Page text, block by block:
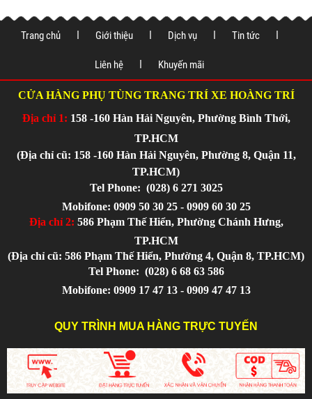
Trang chủ Giới thiệu Dịch vụ Tin tức
Liên hệ Khuyến mãi
CỬA HÀNG PHỤ TÙNG TRANG TRÍ XE HOÀNG TRÍ
Địa chỉ 1: 158 -160 Hàn Hải Nguyên, Phường Bình Thới,
TP.HCM
(Địa chỉ cũ: 158 -160 Hàn Hải Nguyên, Phường 8, Quận 11,
TP.HCM)
Tel Phone: (028) 6 271 3025
Mobifone: 0909 50 30 25 - 0909 60 30 25
Địa chỉ 2: 586 Phạm Thế Hiển, Phường Chánh Hưng,
TP.HCM
(Địa chỉ cũ: 586 Phạm Thế Hiển, Phường 4, Quận 8, TP.HCM)
Tel Phone: (028) 6 68 63 586
Mobifone: 0909 17 47 13 - 0909 47 47 13
QUY TRÌNH MUA HÀNG TRỰC TUYẾN